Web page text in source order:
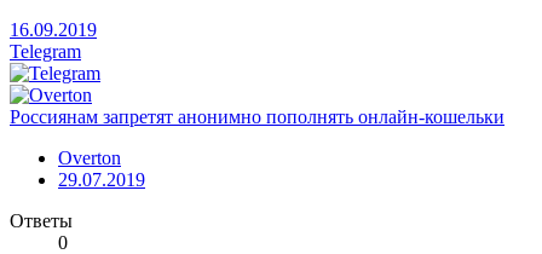
16.09.2019
Telegram
Россиянам запретят анонимно пополнять онлайн-кошельки
Overton
29.07.2019
Ответы
0